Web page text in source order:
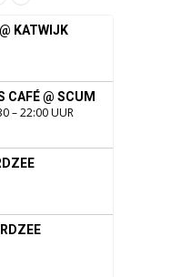
KATWIJK
CAFÉ @ SCUM
– 22:00 UUR